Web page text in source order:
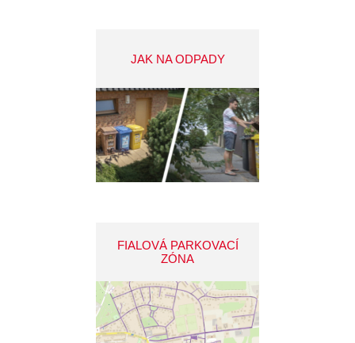
JAK NA ODPADY
FIALOVÁ PARKOVACÍ
ZÓNA